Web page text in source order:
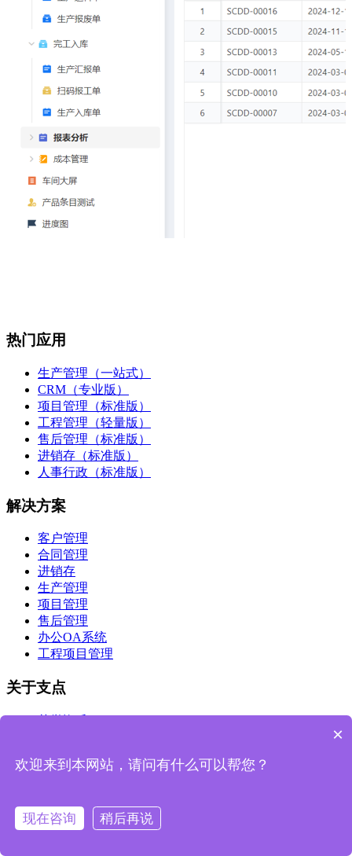
热门应用
生产管理（一站式）
CRM（专业版）
项目管理（标准版）
工程管理（轻量版）
售后管理（标准版）
进销存（标准版）
人事行政（标准版）
解决方案
客户管理
合同管理
进销存
生产管理
项目管理
售后管理
办公OA系统
工程项目管理
关于支点
博客
客户端体验
×
欢迎来到本网站，请问有什么可以帮您？
现在咨询 稍后再说